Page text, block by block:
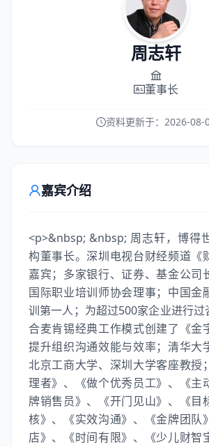
周志轩
董事长
资料更新于： 2026-08-
嘉宾介绍
<p>&nbsp; &nbsp; 周志轩，博得
构董事长。深圳电视台财经频道《
嘉宾；多家银行、证券、基金公司
国际职业培训师协会理事；中国金
训第一人；为超过500家企业进行过
合麦肯锡经典工作模式创建了《金
提升组织沟通效能与效率；清华大
北京工商大学、深圳大学客座教授
理者》、《做个优秀员工》、《主
牌销售员》、《开门见山》、《目
核》、《实效沟通》、《金牌团队
店》、《时间有限》、《少儿财智